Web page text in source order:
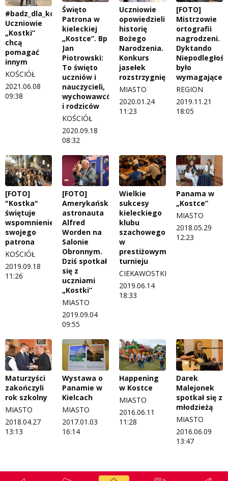
#badz_dla_kogos.
Uczniowie
„Kostki”
chcą
pomagać
innym
KOŚCIÓŁ
2021.06.08
09:38
Święto
Patrona w
kieleckiej
„Kostce”. Bp
Jan
Piotrowski:
To święto
uczniów i
nauczycieli,
wychowawców
i rodziców
KOŚCIÓŁ
2020.09.18
08:32
Uczniowie
opowiedzieli
historię
Bożego
Narodzenia.
Konkurs
jasełek
rozstrzygnięty
MIASTO
2020.01.24
11:23
[FOTO]
Mistrzowie
ortografii
nagrodzeni.
Dyktando
było
wymagające
REGION
2019.11.21
18:05
[FOTO]
"Kostka"
świętuje
wspomnienie
swojego
patrona
KOŚCIÓŁ
2019.09.18
11:26
[FOTO]
Amerykański
astronauta
Alfred
Worden na
Salonie
Obronnym.
Dziś spotkał
się z
uczniami
„Kostki”
MIASTO
2019.09.04
09:55
Wielkie
sukcesy
kieleckiego
klubu
szachowego
w
prestiżowym
turnieju
CIEKAWOSTKI
2019.06.14
18:33
Panama w
„Kostce”
MIASTO
2018.05.29
12:23
Maturzyści
zakończyli
rok szkolny
MIASTO
2018.04.27
13:13
Wystawa o
Panamie w
Kielcach
MIASTO
2017.01.03
16:14
Happening
w Kostce
MIASTO
2016.06.11
11:28
Darek
Malejonek
spotkał się z
młodzieżą
MIASTO
2016.06.09
13:47